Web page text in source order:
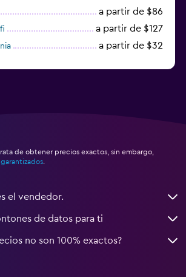
a partir de $86
a partir de $127
a partir de $32
de obtener precios exactos, sin embargo,
el vendedor.
de datos para ti
no son 100% exactos?